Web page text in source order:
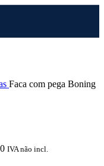
Faca com pega Boning
IVA não incl.